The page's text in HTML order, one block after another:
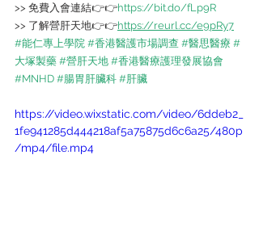
>> 免費入會連結👉👉https://bit.do/fLp9R
>> 了解營肝天地👉👉https://reurl.cc/e9pRy7
#能仁專上學院 #香港醫護市場調查 #醫思醫療 #
大塚製藥 #營肝天地 #香港醫療護理發展協會
#MNHD #腸胃肝臟科 #肝臟
https://video.wixstatic.com/video/6ddeb2_
1fe941285d444218af5a75875d6c6a25/480p
/mp4/file.mp4